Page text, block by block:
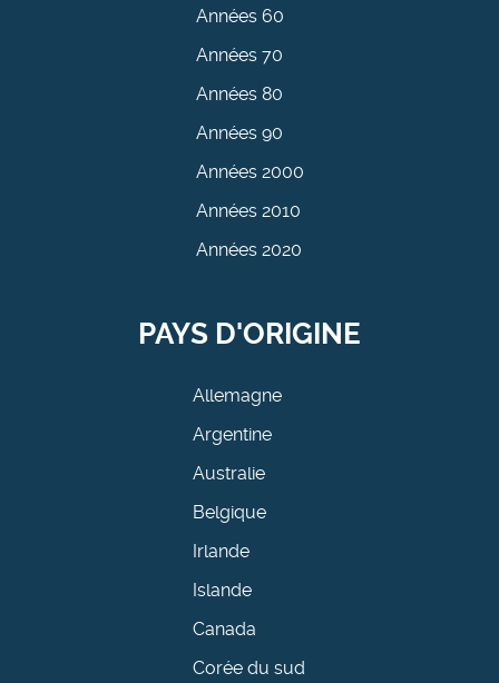
Années 60
Années 70
Années 80
Années 90
Années 2000
Années 2010
Années 2020
PAYS D'ORIGINE
Allemagne
Argentine
Australie
Belgique
Irlande
Islande
Canada
Corée du sud